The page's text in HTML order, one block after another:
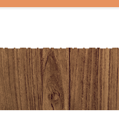
2025年1月
2024年11月
2024年10月
2024年9月